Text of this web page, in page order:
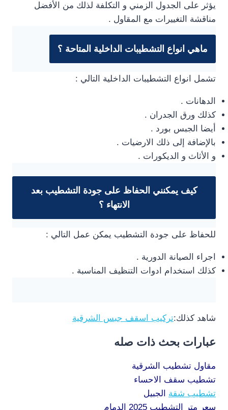
يؤثر على الجدول الزمني و التكلفة لذلك من الأفضل
مناقشة التغييرات مع المقاول .
ماهي انواع التشطيبات الداخلية المتاحة ؟
تشمل انواع التشطيبات الداخلية التالي :
الدهانات .
كذلك ورق الجدران .
أيضا الجبس بورد .
بالإضافة إلى ذلك الارضيات .
و الأثاث و الديكورات .
كيف يمكنني الحفاظ على جودة التشطيب بعد
الانتهاء ؟
للحفاظ على جودة التشطيب يمكن عمل التالي :
اجراء الصيانة الدورية .
كذلك استخدام ادوات التنظيف المناسبة .
شاهد كذلك:تركيب اسقف جبس الشرقية
عبارات بحث ذات صله
مقاول تشطيب الشرقية
تشطيب سقف الاحساء
تشطيب شقة الجبيل
سعر متر التشطيب 2025 الدمام